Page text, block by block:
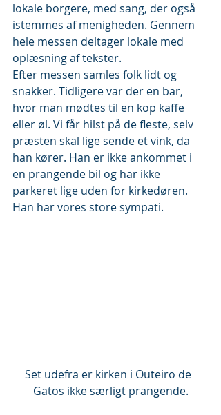
lokale borgere, med sang, der også
istemmes af menigheden. Gennem
hele messen deltager lokale med
oplæsning af tekster.
Efter messen samles folk lidt og
snakker. Tidligere var der en bar,
hvor man mødtes til en kop kaffe
eller øl. Vi får hilst på de fleste, selv
præsten skal lige sende et vink, da
han kører. Han er ikke ankommet i
en prangende bil og har ikke
parkeret lige uden for kirkedøren.
Han har vores store sympati.
Set udefra er kirken i Outeiro de
Gatos ikke særligt prangende.